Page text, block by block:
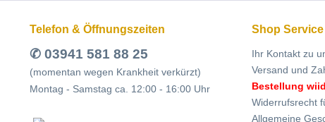
Telefon & Öffnungszeiten
✆ 03941 581 88 25
(momentan wegen Krankheit verkürzt)
Montag - Samstag ca. 12:00 - 16:00 Uhr
Shop Service
Ihr Kontakt zu
Versand und
Bestellung
Widerrufsrecht
Allgemeine